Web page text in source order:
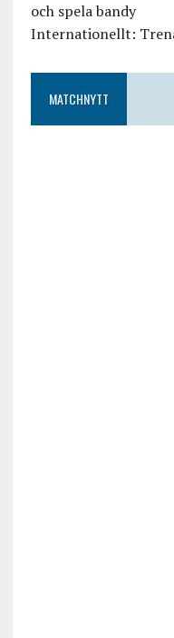
och spela bandy
Internationellt:
MATCHNYTT